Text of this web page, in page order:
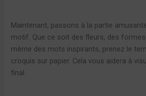
Maintenant, passons à la partie
motif. Que ce soit des fleurs, des
même des mots inspirants, prenez le
croquis sur papier. Cela vous aidera à
final.